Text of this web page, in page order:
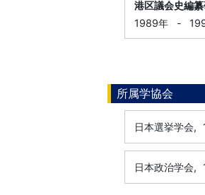
港区議会史編
1989年
-
所属学協会
日本選挙学会,
日本政治学会,